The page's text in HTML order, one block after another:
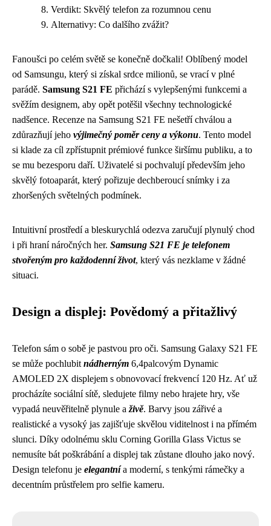
Verdikt: Skvělý telefon za rozumnou cenu
Alternativy: Co dalšího zvážit?
Fanoušci po celém světě se konečně dočkali! Oblíbený model
od Samsungu, který si získal srdce milionů, se vrací v plné
parádě. Samsung S21 FE přichází s vylepšenými funkcemi a
svěžím designem, aby opět potěšil všechny technologické
nadšence. Recenze na Samsung S21 FE nešetří chválou a
zdůrazňují jeho výjimečný poměr ceny a výkonu. Tento model
si klade za cíl zpřístupnit prémiové funkce širšímu publiku, a to
se mu bezesporu daří. Uživatelé si pochvalují především jeho
skvělý fotoaparát, který pořizuje dechberoucí snímky i za
zhoršených světelných podmínek.
Intuitivní prostředí a bleskurychlá odezva zaručují plynulý chod
i při hraní náročných her. Samsung S21 FE je telefonem
stvořeným pro každodenní život, který vás nezklame v žádné
situaci.
Design a displej: Povědomý a přitažlivý
Telefon sám o sobě je pastvou pro oči. Samsung Galaxy S21 FE
se může pochlubit nádherným 6,4palcovým Dynamic
AMOLED 2X displejem s obnovovací frekvencí 120 Hz. Ať už
procházíte sociální sítě, sledujete filmy nebo hrajete hry, vše
vypadá neuvěřitelně plynule a živě. Barvy jsou zářivé a
realistické a vysoký jas zajišťuje skvělou viditelnost i na přímém
slunci. Díky odolnému sklu Corning Gorilla Glass Victus se
nemusíte bát poškrábání a displej tak zůstane dlouho jako nový.
Design telefonu je elegantnía moderní, s tenkými rámečky a
decentním průstřelem pro selfie kameru.